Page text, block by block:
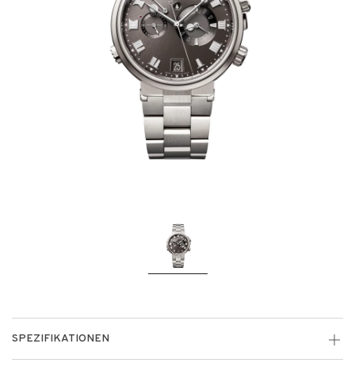
SPEZIFIKATIONEN